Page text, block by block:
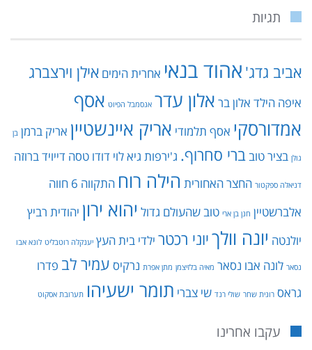
איפה הילדאלון בר אלון עדר אנסמבל הפיוט אסף
אמדורסקי אסף תלמודיאריק איינשטיין
גולן בציר טובברי סחרוף. ג'ירפותגיא לוידודו טסה דייויד ברוזה
דניאלה ספקטור החצר האחורית הילה רוח התקווה 6
חווה
אלברשטיין חנן בן ארי טוב שהעולם גדול יהוא ירון יהודית רביץ
יולנטהיונה וולך יוני רכטרילדי בית העץ יענקלה רוטבליט לונא אבו
נסאר לונה אבו נסאר מאיה בלזיצמן מתן אפרת נרקיסעמיר לב
פדרו
גראס רונית שחר שולי רנד שי צברי תומר ישעיהו תערובת אסקוט
עקבו אחרינו